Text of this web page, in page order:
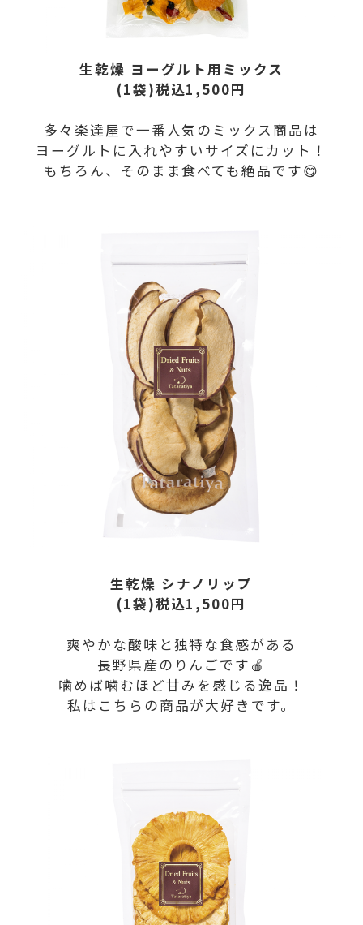
生乾燥 ヨーグルト用ミックス
(1袋)税込1,500円
多々楽達屋で一番人気のミックス商品は
ヨーグルトに入れやすいサイズにカット！
もちろん、そのまま食べても絶品です😋
生乾燥 シナノリップ
(1袋)税込1,500円
爽やかな酸味と独特な食感がある
長野県産のりんごです🍎
噛めば噛むほど甘みを感じる逸品！
私はこちらの商品が大好きです。